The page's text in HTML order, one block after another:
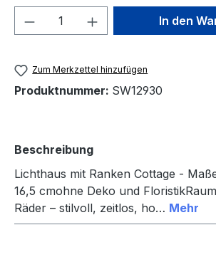
Produkt Anzahl: Gib den
In den
Zum Merkzettel hinzufügen
Produktnummer: SW12930
Beschreibung
Lichthaus mit Ranken Cottage -
16,5 cmohne Deko und
Räder – stilvoll, zeitlos, ho… Mehr